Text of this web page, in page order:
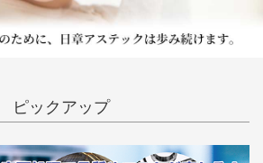
ピックアップ